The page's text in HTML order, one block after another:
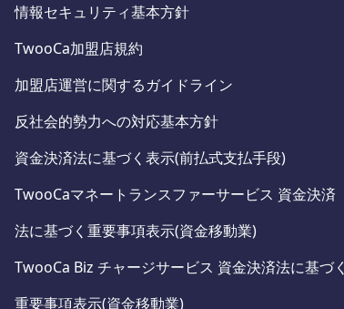
情報セキュリティ基本方針
TwooCa加盟店規約
加盟店運営に関するガイドライン
反社会的勢力への対応基本方針
資金決済法に基づく表示(前払式支払手段)
TwooCaマネートランスファーサービス 資金決済
法に基づく重要事項表示(資金移動業)
TwooCa Biz チャージサービス 資金決済法に基づく
重要事項表示(資金移動業)